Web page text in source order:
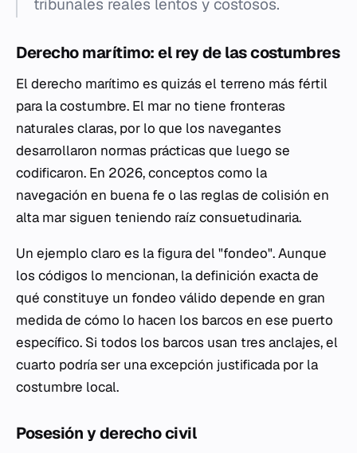
tribunales reales lentos y costosos.
Derecho marítimo: el rey de las costumbres
El derecho marítimo es quizás el terreno más fértil
para la costumbre. El mar no tiene fronteras
naturales claras, por lo que los navegantes
desarrollaron normas prácticas que luego se
codificaron. En 2026, conceptos como la
navegación en buena fe o las reglas de colisión en
alta mar siguen teniendo raíz consuetudinaria.
Un ejemplo claro es la figura del "fondeo". Aunque
los códigos lo mencionan, la definición exacta de
qué constituye un fondeo válido depende en gran
medida de cómo lo hacen los barcos en ese puerto
específico. Si todos los barcos usan tres anclajes, el
cuarto podría ser una excepción justificada por la
costumbre local.
Posesión y derecho civil